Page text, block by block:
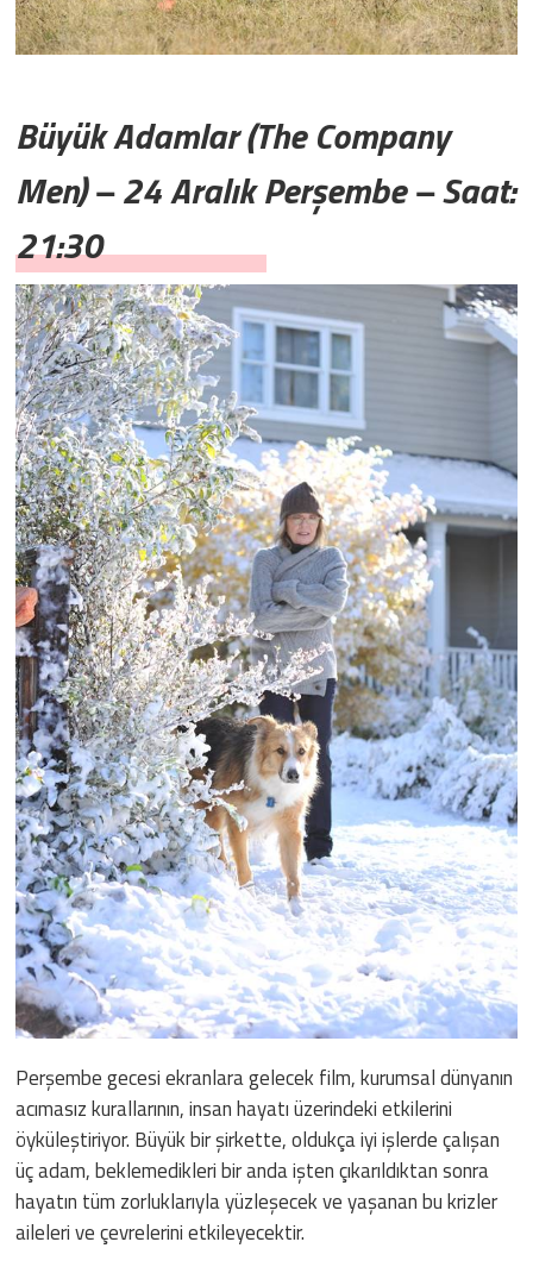
Büyük Adamlar (The Company
Men) – 24 Aralık Perşembe – Saat:
21:30
Perşembe gecesi ekranlara gelecek film, kurumsal dünyanın
acımasız kurallarının, insan hayatı üzerindeki etkilerini
öyküleştiriyor. Büyük bir şirkette, oldukça iyi işlerde çalışan
üç adam, beklemedikleri bir anda işten çıkarıldıktan sonra
hayatın tüm zorluklarıyla yüzleşecek ve yaşanan bu krizler
aileleri ve çevrelerini etkileyecektir.